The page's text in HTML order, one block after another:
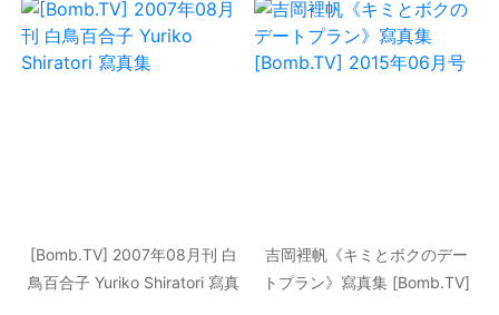
2006年11月刊
[Bomb.TV] 2007年08月刊 白
鳥百合子 Yuriko Shiratori 寫真
吉岡裡帆《キミとボクのデー
トプラン》寫真集 [Bomb.TV]